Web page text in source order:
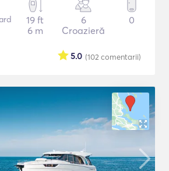
19 ft
6 m
6
Croazieră
0
(102 comentarii)
5.0